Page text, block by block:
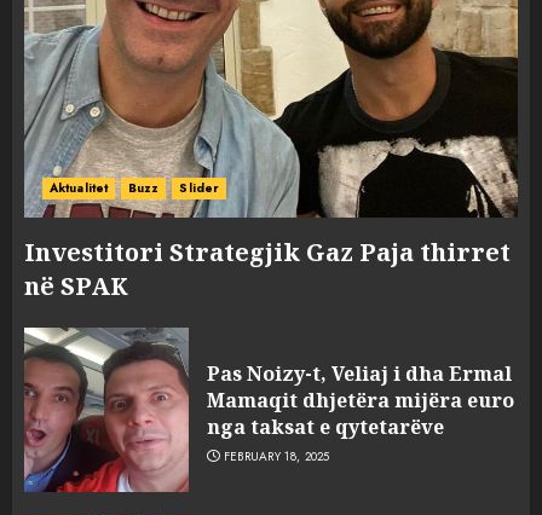
Aktualitet Buzz Slider
Investitori Strategjik Gaz Paja thirret
në SPAK
Pas Noizy-t, Veliaj i dha Ermal
Mamaqit dhjetëra mijëra euro
nga taksat e qytetarëve
FEBRUARY 18, 2025